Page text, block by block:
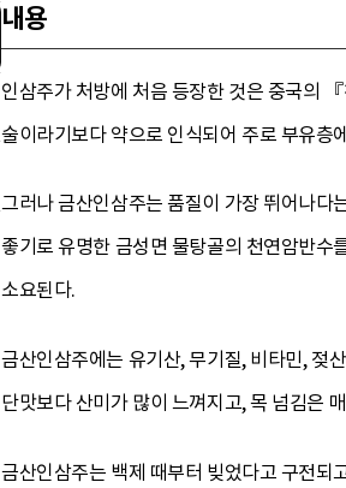
내용
인삼주가 처방에 처음 등장한 것은 중국의
술이라기보다 약으로 인식되어 주로 부유층
그러나 금산인삼주는 품질이 가장 뛰어나다
좋기로 유명한 금성면 물탕골의 천연암반수
소요된다.
금산인삼주에는 유기산, 무기질, 비타민, 젖
단맛보다 산미가 많이 느껴지고, 목 넘김은
금산인삼주는 백제 때부터 빚었다고 구전되